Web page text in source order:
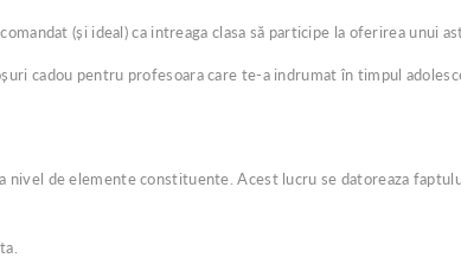
(și ideal) ca intreaga clasa să participe la oferirea unui
cadou pentru profesoara care te-a indrumat în timpul
de elemente constituente. Acest lucru se datoreaza